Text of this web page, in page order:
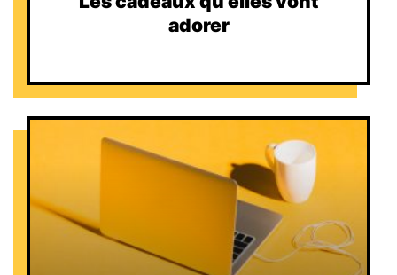
adorer